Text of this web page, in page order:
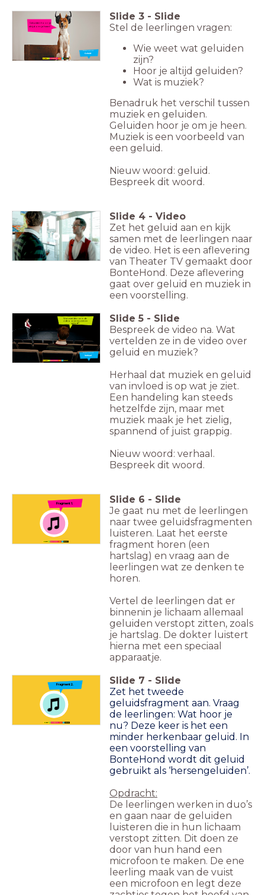
Nieuw woord:
Geluid
Geluiden hoor je
altijd om je heen!
Slide 3 - Slide
Stel de leerlingen vragen:
Wie weet wat geluiden
zijn?
Hoor je altijd geluiden?
Wat is muziek?
Benadruk het verschil tussen
muziek en geluiden.
Geluiden hoor je om je heen.
Muziek is een voorbeeld van
een geluid.
Nieuw woord: geluid.
Bespreek dit woord.
Slide 4 - Video
Zet het geluid aan en kijk
samen met de leerlingen naar
de video. Het is een aflevering
van Theater TV gemaakt door
BonteHond. Deze aflevering
gaat over geluid en muziek in
een voorstelling.
Nieuw woord:
Verhaal
Wat vertelden ze in de
video over muziek en
geluid?
Slide 5 - Slide
Bespreek de video na. Wat
vertelden ze in de video over
geluid en muziek?
Herhaal dat muziek en geluid
van invloed is op wat je ziet.
Een handeling kan steeds
hetzelfde zijn, maar met
muziek maak je het zielig,
spannend of juist grappig.
Nieuw woord: verhaal.
Bespreek dit woord.
Fragment 1. Slide 6 - Slide
Je gaat nu met de leerlingen
naar twee geluidsfragmenten
luisteren. Laat het eerste
fragment horen (een
hartslag) en vraag aan de
leerlingen wat ze denken te
horen.
Vertel de leerlingen dat er
binnenin je lichaam allemaal
geluiden verstopt zitten, zoals
je hartslag. De dokter luistert
hierna met een speciaal
apparaatje.
Fragment 2. Slide 7 - Slide
Zet het tweede
geluidsfragment aan. Vraag
de leerlingen: Wat hoor je
nu? Deze keer is het een
minder herkenbaar geluid. In
een voorstelling van
BonteHond wordt dit geluid
gebruikt als ‘hersengeluiden’.
Opdracht:
De leerlingen werken in duo’s
en gaan naar de geluiden
luisteren die in hun lichaam
verstopt zitten. Dit doen ze
door van hun hand een
microfoon te maken. De ene
leerling maak van de vuist
een microfoon en legt deze